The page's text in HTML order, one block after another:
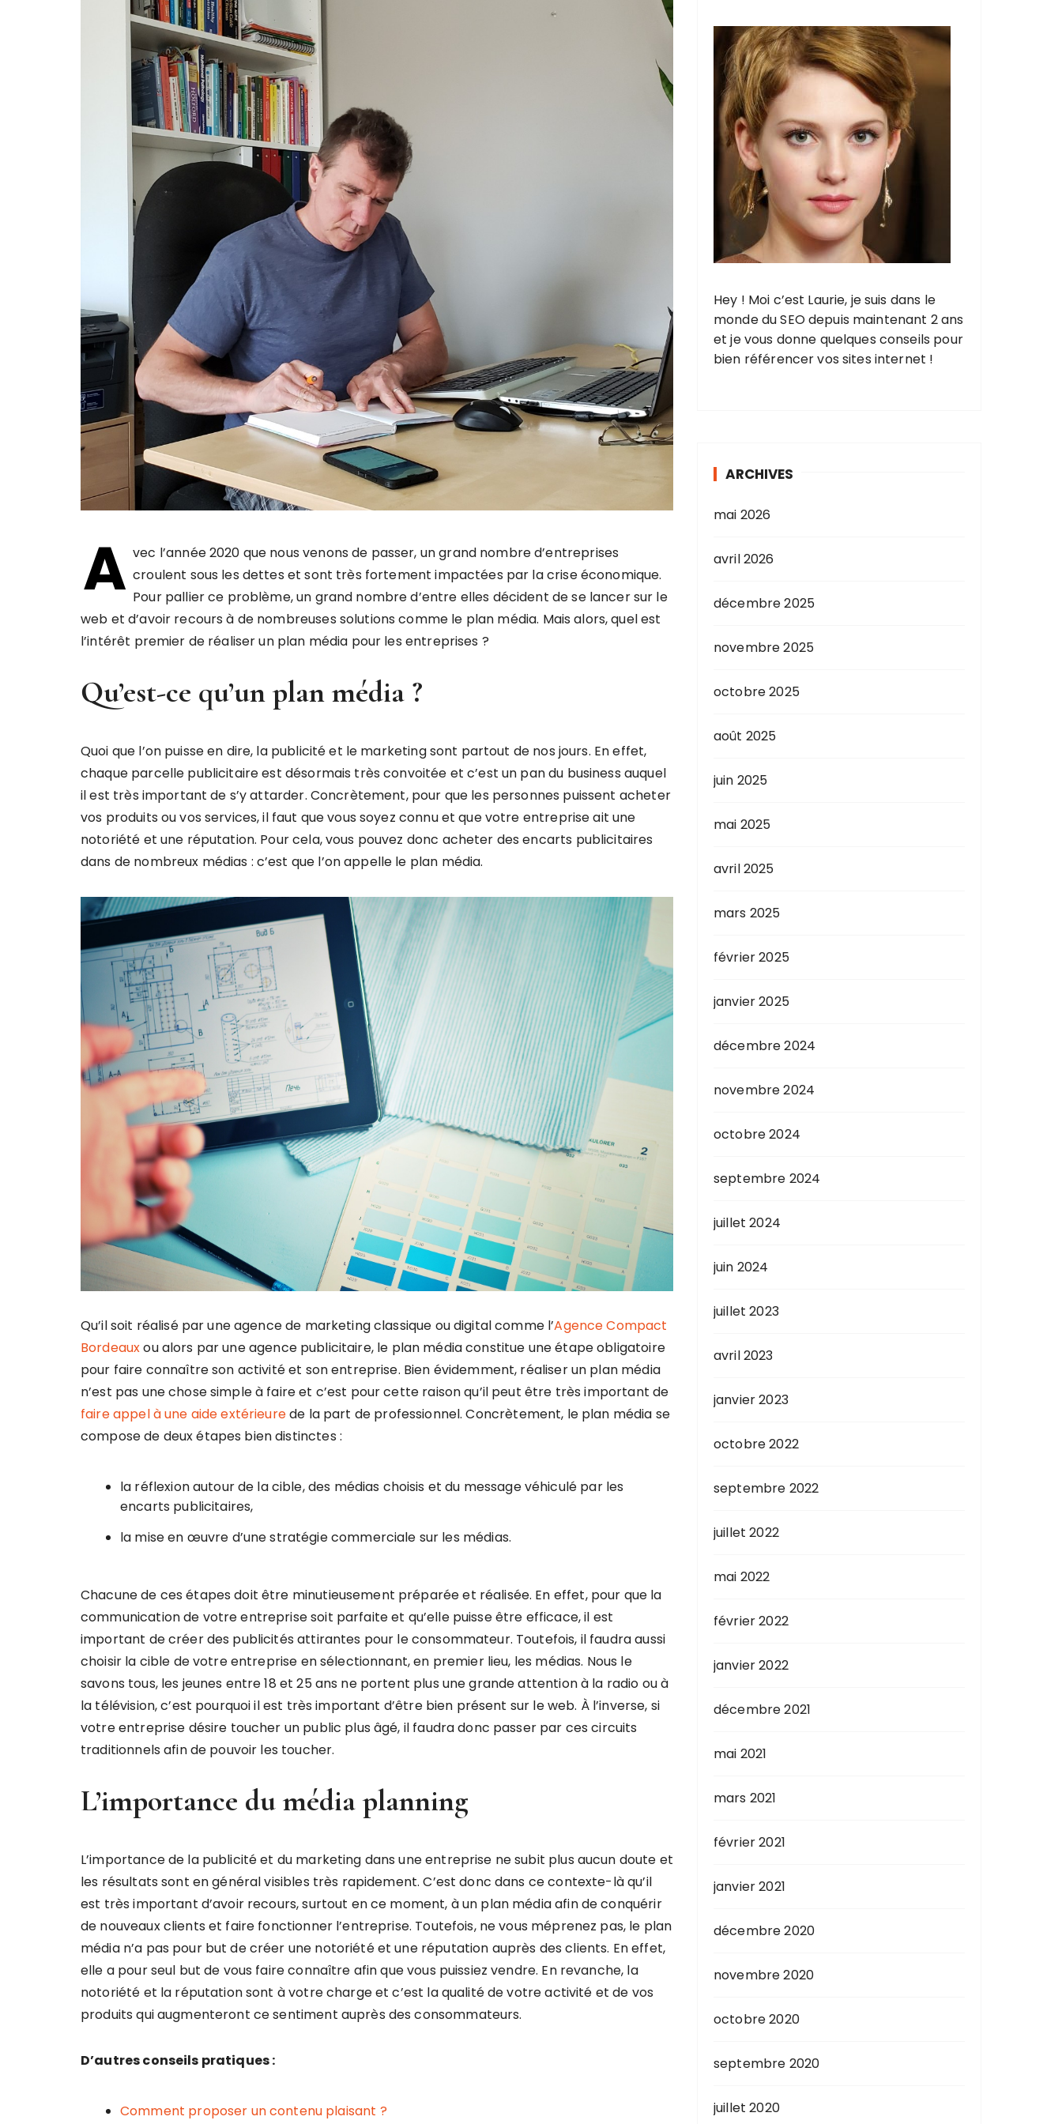
A vec l’année 2020 que nous venons de passer, un grand nombre d’entreprises
croulent sous les dettes et sont très fortement impactées par la crise économique.
Pour pallier ce problème, un grand nombre d’entre elles décident de se lancer sur le
web et d’avoir recours à de nombreuses solutions comme le plan média. Mais alors, quel est
l’intérêt premier de réaliser un plan média pour les entreprises ?
Qu’est-ce qu’un plan média ?
Quoi que l’on puisse en dire, la publicité et le marketing sont partout de nos jours. En effet,
chaque parcelle publicitaire est désormais très convoitée et c’est un pan du business auquel
il est très important de s’y attarder. Concrètement, pour que les personnes puissent acheter
vos produits ou vos services, il faut que vous soyez connu et que votre entreprise ait une
notoriété et une réputation. Pour cela, vous pouvez donc acheter des encarts publicitaires
dans de nombreux médias : c’est que l’on appelle le plan média.
Qu’il soit réalisé par une agence de marketing classique ou digital comme l’Agence Compact
Bordeauxou alors par une agence publicitaire, le plan média constitue une étape obligatoire
pour faire connaître son activité et son entreprise. Bien évidemment, réaliser un plan média
n’est pas une chose simple à faire et c’est pour cette raison qu’il peut être très important de
faire appel à une aide extérieurede la part de professionnel. Concrètement, le plan média se
compose de deux étapes bien distinctes :
la réflexion autour de la cible, des médias choisis et du message véhiculé par les
encarts publicitaires,
la mise en œuvre d’une stratégie commerciale sur les médias.
Chacune de ces étapes doit être minutieusement préparée et réalisée. En effet, pour que la
communication de votre entreprise soit parfaite et qu’elle puisse être efficace, il est
important de créer des publicités attirantes pour le consommateur. Toutefois, il faudra aussi
choisir la cible de votre entreprise en sélectionnant, en premier lieu, les médias. Nous le
savons tous, les jeunes entre 18 et 25 ans ne portent plus une grande attention à la radio ou à
la télévision, c’est pourquoi il est très important d’être bien présent sur le web. À l’inverse, si
votre entreprise désire toucher un public plus âgé, il faudra donc passer par ces circuits
traditionnels afin de pouvoir les toucher.
L’importance du média planning
L’importance de la publicité et du marketing dans une entreprise ne subit plus aucun doute et
les résultats sont en général visibles très rapidement. C’est donc dans ce contexte-là qu’il
est très important d’avoir recours, surtout en ce moment, à un plan média afin de conquérir
de nouveaux clients et faire fonctionner l’entreprise. Toutefois, ne vous méprenez pas, le plan
média n’a pas pour but de créer une notoriété et une réputation auprès des clients. En effet,
elle a pour seul but de vous faire connaître afin que vous puissiez vendre. En revanche, la
notoriété et la réputation sont à votre charge et c’est la qualité de votre activité et de vos
produits qui augmenteront ce sentiment auprès des consommateurs.
D’autres conseils pratiques :
Comment proposer un contenu plaisant ?
e
p
o
Hey ! Moi c’est Laurie, je suis dans le
monde du SEO depuis maintenant 2 ans
et je vous donne quelques conseils pour
bien référencer vos sites internet !
ARCHIVES
mai 2026
avril 2026
décembre 2025
novembre 2025
octobre 2025
août 2025
juin 2025
mai 2025
avril 2025
mars 2025
février 2025
janvier 2025
décembre 2024
novembre 2024
octobre 2024
septembre 2024
juillet 2024
juin 2024
juillet 2023
avril 2023
janvier 2023
octobre 2022
septembre 2022
juillet 2022
mai 2022
février 2022
janvier 2022
décembre 2021
mai 2021
mars 2021
février 2021
janvier 2021
décembre 2020
novembre 2020
octobre 2020
septembre 2020
juillet 2020